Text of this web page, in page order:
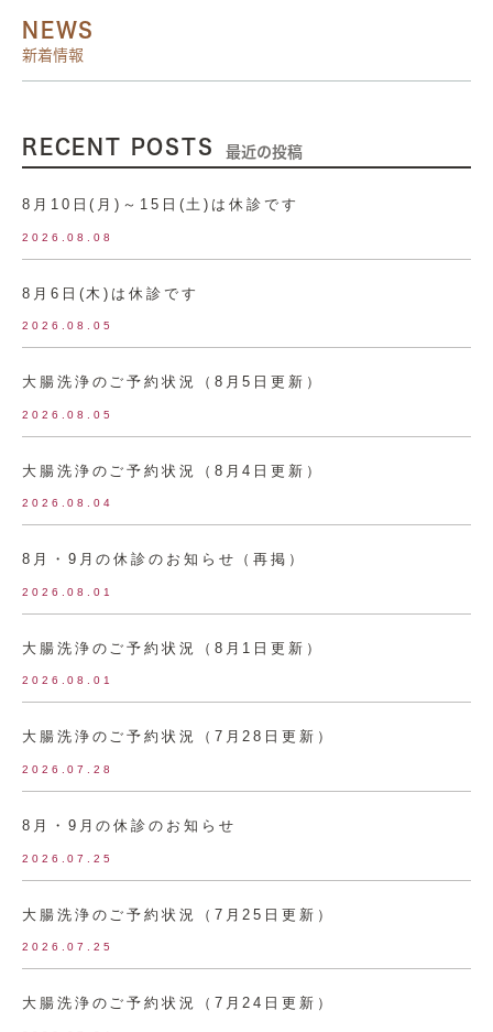
NEWS
新着情報
RECENT POSTS 最近の投稿
8月10日(月)～15日(土)は休診です
2026.08.08
8月6日(木)は休診です
2026.08.05
大腸洗浄のご予約状況（8月5日更新）
2026.08.05
大腸洗浄のご予約状況（8月4日更新）
2026.08.04
8月・9月の休診のお知らせ（再掲）
2026.08.01
大腸洗浄のご予約状況（8月1日更新）
2026.08.01
大腸洗浄のご予約状況（7月28日更新）
2026.07.28
8月・9月の休診のお知らせ
2026.07.25
大腸洗浄のご予約状況（7月25日更新）
2026.07.25
大腸洗浄のご予約状況（7月24日更新）